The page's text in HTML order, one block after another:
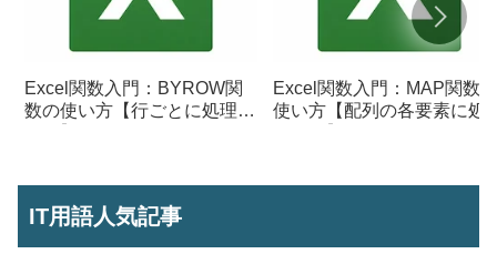
Excel関数入門：BYROW関
数の使い方【行ごとに処理を
Excel関数入門：MAP関数の
使い方【配列の各要素に処
IT用語人気記事